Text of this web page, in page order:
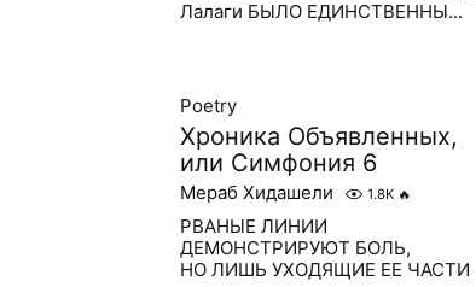
Лалаги БЫЛО ЕДИНСТВЕННЫ...
Poetry
Хроника Объявленных,
или Симфония 6
Мераб Хидашели 1.8K 🔥
РВАНЫЕ ЛИНИИ
ДЕМОНСТРИРУЮТ БОЛЬ,
НО ЛИШЬ УХОДЯЩИЕ ЕЕ ЧАСТИ